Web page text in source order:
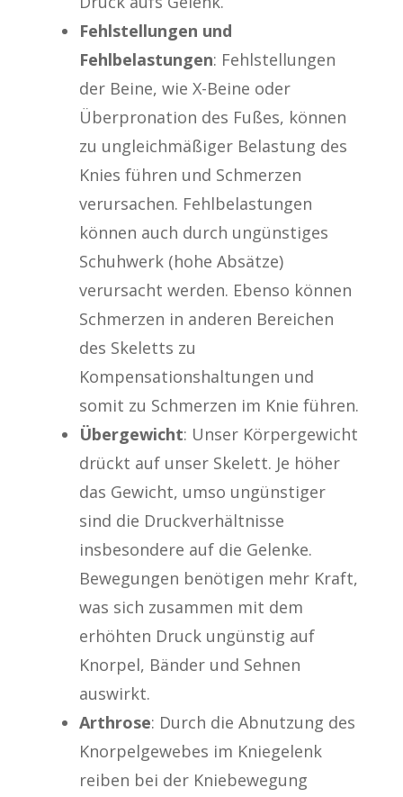
Fehlstellungen und
Fehlbelastungen: Fehlstellungen
der Beine, wie X-Beine oder
Überpronation des Fußes, können
zu ungleichmäßiger Belastung des
Knies führen und Schmerzen
verursachen. Fehlbelastungen
können auch durch ungünstiges
Schuhwerk (hohe Absätze)
verursacht werden. Ebenso können
Schmerzen in anderen Bereichen
des Skeletts zu
Kompensationshaltungen und
somit zu Schmerzen im Knie führen.
Übergewicht: Unser Körpergewicht
drückt auf unser Skelett. Je höher
das Gewicht, umso ungünstiger
sind die Druckverhältnisse
insbesondere auf die Gelenke.
Bewegungen benötigen mehr Kraft,
was sich zusammen mit dem
erhöhten Druck ungünstig auf
Knorpel, Bänder und Sehnen
auswirkt.
Arthrose: Durch die Abnutzung des
Knorpelgewebes im Kniegelenk
reiben bei der Kniebewegung